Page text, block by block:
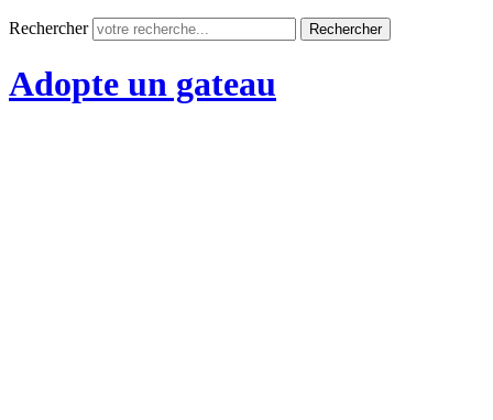
Rechercher
Adopte un gateau